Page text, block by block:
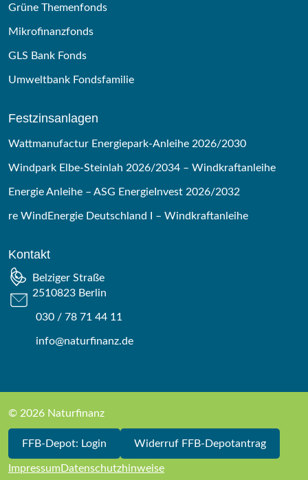
Grüne Themenfonds
Mikrofinanzfonds
GLS Bank Fonds
Umweltbank Fondsfamilie
Festzinsanlagen
Wattmanufactur Energiepark-Anleihe 2026/2030
Windpark Elbe-Steinlah 2026/2034 – Windkraftanleihe
Energie Anleihe – ASG EnergieInvest 2026/2032
re WindEnergie Deutschland I – Windkraftanleihe
Kontakt
Belziger Straße
2510823 Berlin
030 / 78 71 44 11
info@naturfinanz.de
© 2026 Naturfinanz
FFB-Depot: Login Widerruf FFB-Depotantrag
Impressum Datenschutzhinweise